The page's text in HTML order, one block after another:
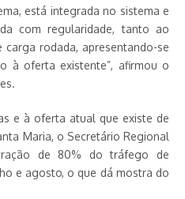
está integrada no sistema e
com regularidade, tanto ao
rodada, apresentando-se
à oferta existente”, afirmou o
e à oferta atual que existe de
Maria, o Secretário Regional
de 80% do tráfego de
e agosto, o que dá mostra do